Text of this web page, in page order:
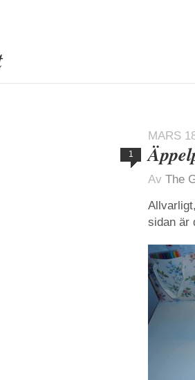
MARS
1
Av The
sidan är